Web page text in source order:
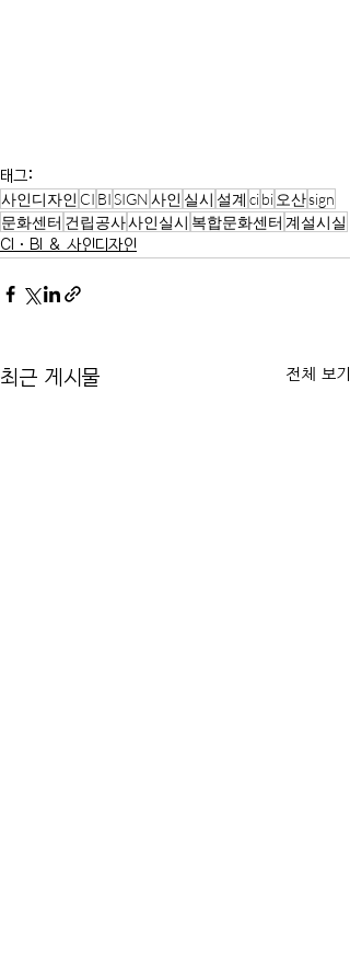
태그:
사인디자인 CI BISIGN사인 실시 설계 cibi 오산sign
문화센터 건립공사사인실시 복합문화센터 계설시실
CI·BI & 사인디자인
최근 게시물 전체 보기